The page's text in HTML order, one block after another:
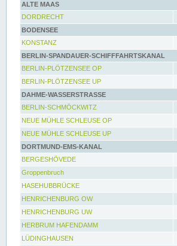
ALTE MAAS
DORDRECHT
BODENSEE
KONSTANZ
BERLIN-SPANDAUER-SCHIFFFAHRTSKANAL
BERLIN-PLÖTZENSEE OP
BERLIN-PLÖTZENSEE UP
DAHME-WASSERSTRASSE
BERLIN-SCHMÖCKWITZ
NEUE MÜHLE SCHLEUSE OP
NEUE MÜHLE SCHLEUSE UP
DORTMUND-EMS-KANAL
BERGESHÖVEDE
Groppenbruch
HASEHUBBRÜCKE
HENRICHENBURG OW
HENRICHENBURG UW
HERBRUM HAFENDAMM
LÜDINGHAUSEN